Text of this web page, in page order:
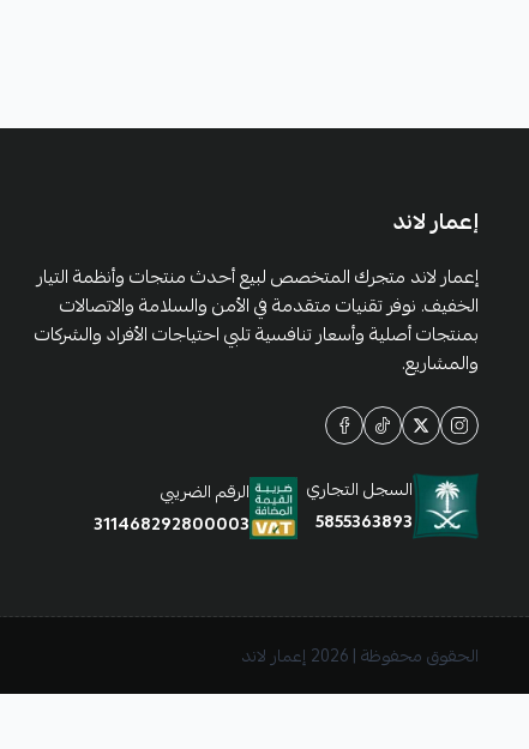
إعمار لاند
إعمار لاند متجرك المتخصص لبيع أحدث منتجات وأنظمة التيار
الخفيف. نوفر تقنيات متقدمة في الأمن والسلامة والاتصالات
بمنتجات أصلية وأسعار تنافسية تلبي احتياجات الأفراد والشركات
والمشاريع.
السجل التجاري
5855363893
الرقم الضريبي
311468292800003
الحقوق محفوظة | 2026 إعمار لاند